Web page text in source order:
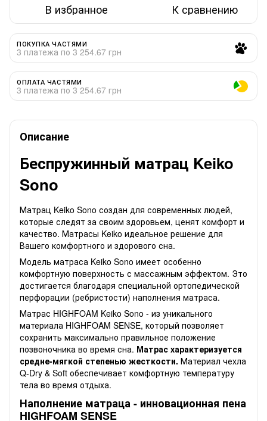
В избранное К сравнению
ПОКУПКА ЧАСТЯМИ
3 платежа по 3 254.67 грн
ОПЛАТА ЧАСТЯМИ
3 платежа по 3 254.67 грн
Описание
Беспружинный матрац Keiko
Sono
Матрац Keiko Sono создан для современных людей,
которые следят за своим здоровьем, ценят комфорт и
качество. Матрасы Keiko идеальное решение для
Вашего комфортного и здорового сна.
Модель матраса Keiko Sono имеет особенно
комфортную поверхность с массажным эффектом. Это
достигается благодаря специальной ортопедической
перфорации (ребристости) наполнения матраса.
Матрас HIGHFOAM Keiko Sono - из уникального
материала HIGHFOAM SENSE, который позволяет
сохранить максимально правильное положение
позвоночника во время сна. Матрас характеризуется
средне-мягкой степенью жесткости. Материал чехла
Q-Dry & Soft обеспечивает комфортную температуру
тела во время отдыха.
Наполнение матраца - инновационная пена
HIGHFOAM SENSE